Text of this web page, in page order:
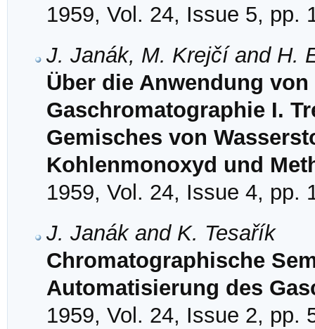
1959, Vol. 24, Issue 5, pp.
J. Janák, M. Krejčí and H.
Über die Anwendung
Gaschromatographie I.
Gemisches von
Kohlenmonoxyd und
1959, Vol. 24, Issue 4, pp.
J. Janák and K. Tesařík
Chromatographische
Automatisierung des
1959, Vol. 24, Issue 2, pp.